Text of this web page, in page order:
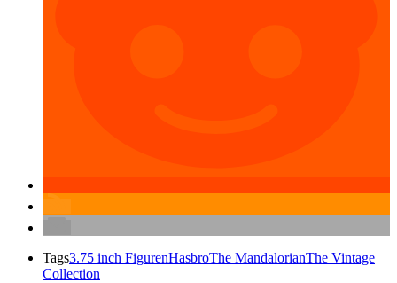
Tags3.75 inch FigurenHasbroThe MandalorianThe Vintage
Collection